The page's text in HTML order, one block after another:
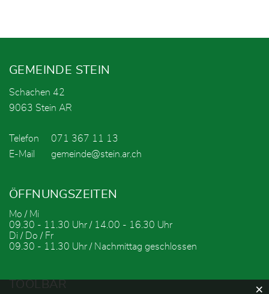
Fusszeile
GEMEINDE STEIN
Schachen 42
9063 Stein AR
Telefon
071 367 11 13
E-Mail
gemeinde@stein.ar.ch
ÖFFNUNGSZEITEN
Mo / Mi
09.30 - 11.30 Uhr / 14.00 - 16.30 Uhr
Di / Do / Fr
09.30 - 11.30 Uhr / Nachmittag geschlossen
TOOLBAR ×